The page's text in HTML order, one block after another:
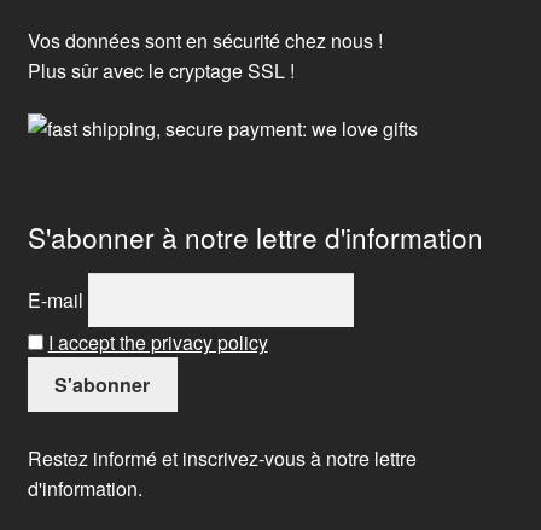
Vos données sont en sécurité chez nous !
Plus sûr avec le cryptage SSL !
S'abonner à notre lettre d'information
E-mail
I accept the privacy policy
Restez informé et inscrivez-vous à notre lettre
d'information.